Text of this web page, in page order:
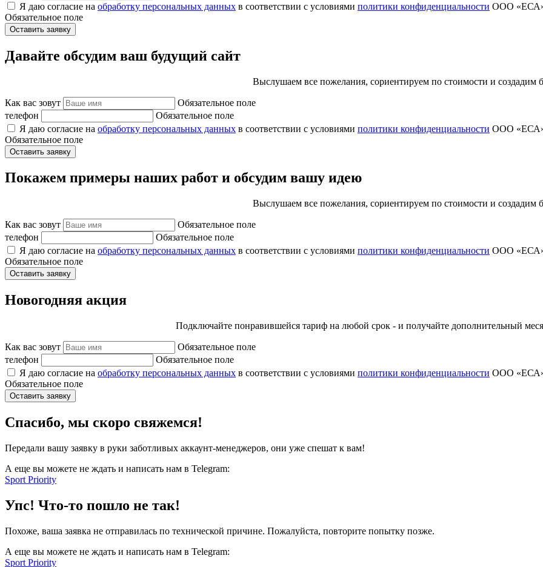
Я даю согласие на обработку персональных данных в соответствии с условиями политики конфиденциальности ООО
Обязательное поле
Оставить заявку
Давайте обсудим ваш будущий сайт
Выслушаем все пожелания, сориентируем по стоимости и создадим
Как вас зовут
Обязательное поле
телефон
Обязательное поле
Я даю согласие на обработку персональных данных в соответствии с условиями политики конфиденциальности ООО
Обязательное поле
Оставить заявку
Покажем примеры наших работ и обсудим вашу идею
Выслушаем все пожелания, сориентируем по стоимости и создадим
Как вас зовут
Обязательное поле
телефон
Обязательное поле
Я даю согласие на обработку персональных данных в соответствии с условиями политики конфиденциальности ООО
Обязательное поле
Оставить заявку
Новогодняя акция
Подключайте понравившейся тариф на любой срок - и получайте дополнительный
Как вас зовут
Обязательное поле
телефон
Обязательное поле
Я даю согласие на обработку персональных данных в соответствии с условиями политики конфиденциальности ООО
Обязательное поле
Оставить заявку
Спасибо, мы скоро свяжемся!
Передали вашу заявку в руки заботливых аккаунт-менеджеров, они уже спешат к вам!
А еще вы можете не ждать и написать нам в Telegram:
Sport Priority
Упс! Что-то пошло не так!
Похоже, ваша заявка не отправилась по технической причине. Пожалуйста, повторите попытку позже.
А еще вы можете не ждать и написать нам в Telegram:
Sport Priority